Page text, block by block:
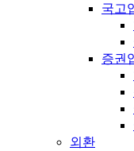
국고
증권
외환